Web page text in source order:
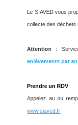
Le SIAVED vous
collecte des déchets
Attention :
enlèvements par
Prendre un RDV
Appelez au ou
www.siaved.fr